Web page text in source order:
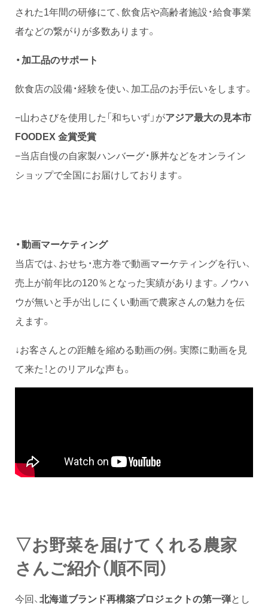
された1年間の研修にて、飲食店や高齢者施設・給食事業
者などの繋がりが多数あります。
・加工品のサポート
飲食店の設備・経験を使い、加工品のお手伝いをします。
−山わさびを使用した「和ちいず」がアジア最大の見本市
FOODEX 金賞受賞
−当店自慢の自家製ハンバーグ・豚丼などをオンライン
ショップで全国にお届けしております。
・動画マーケティング
当店では、おせち・恵方巻で動画マーケティングを行い、
売上が前年比の120％となった実績があります。ノウハ
ウが無いと手が出しにくい動画で農家さんの魅力を伝
えます。
↓お客さんとの距離を縮める動画の例。実際に動画を見
て来た！とのリアルな声も。
▽お野菜を届けてくれる農家
さんご紹介（順不同）
今回、北海道ブランド再構築プロジェクトの第一弾とし